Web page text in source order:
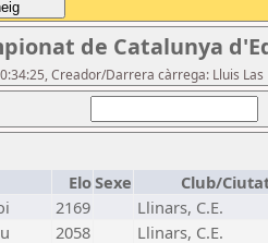
de Catalunya
Creador/Darrera càrrega: Lluis
EloSexe
Club/
2169
Llinars, C.E.
2058
Llinars, C.E.